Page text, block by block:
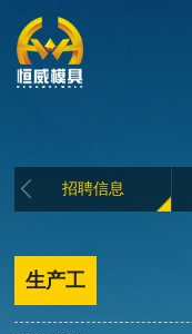
招聘信息
生产工